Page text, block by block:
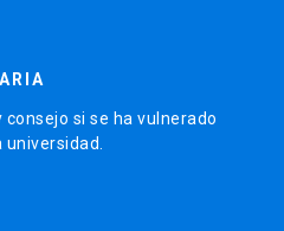
si se ha vulnerado